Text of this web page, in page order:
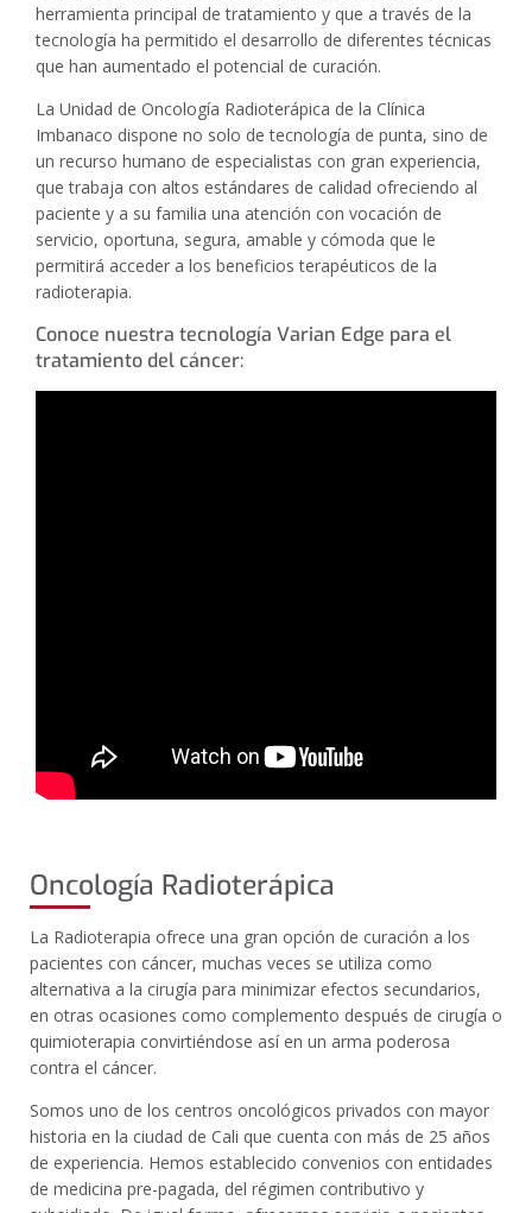
herramienta principal de tratamiento y que a través de la
tecnología ha permitido el desarrollo de diferentes técnicas
que han aumentado el potencial de curación.
La Unidad de Oncología Radioterápica de la Clínica
Imbanaco dispone no solo de tecnología de punta, sino de
un recurso humano de especialistas con gran experiencia,
que trabaja con altos estándares de calidad ofreciendo al
paciente y a su familia una atención con vocación de
servicio, oportuna, segura, amable y cómoda que le
permitirá acceder a los beneficios terapéuticos de la
radioterapia.
Conoce nuestra tecnología Varian Edge para el
tratamiento del cáncer:
Oncología Radioterápica
La Radioterapia ofrece una gran opción de curación a los
pacientes con cáncer, muchas veces se utiliza como
alternativa a la cirugía para minimizar efectos secundarios,
en otras ocasiones como complemento después de cirugía o
quimioterapia convirtiéndose así en un arma poderosa
contra el cáncer.
Somos uno de los centros oncológicos privados con mayor
historia en la ciudad de Cali que cuenta con más de 25 años
de experiencia. Hemos establecido convenios con entidades
de medicina pre-pagada, del régimen contributivo y